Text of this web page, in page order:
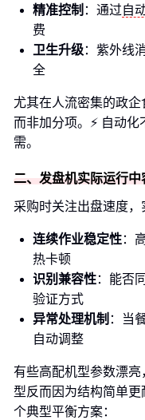
精准控制 ：通过自
费
卫生升级：紫外线
全
尤其在人流密集的政
而非加分项。⚡️ 自动
需。
二、发盘机实际运行
采购时关注出盘速度，
连续作业稳定性：
热卡顿
识别兼容性：能否
验证方式
异常处理机制 ：当
自动调整
有些高配机型参数漂
型反而因为结构简单
个典型平衡方案：